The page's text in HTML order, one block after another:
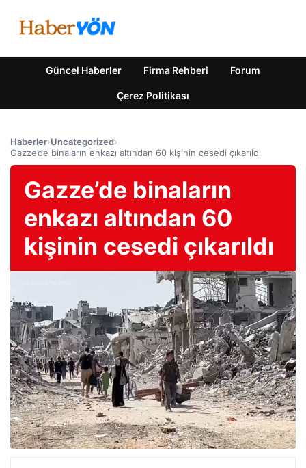
Güncel Haberler Firma Rehberi Forum
Çerez Politikası
Haberler›Uncategorized›
Gazze’de binaların enkazı altından 60 kişinin cesedi çıkarıldı
Gazze’de binaların
enkazı altından 60
kişinin cesedi çıkarıldı